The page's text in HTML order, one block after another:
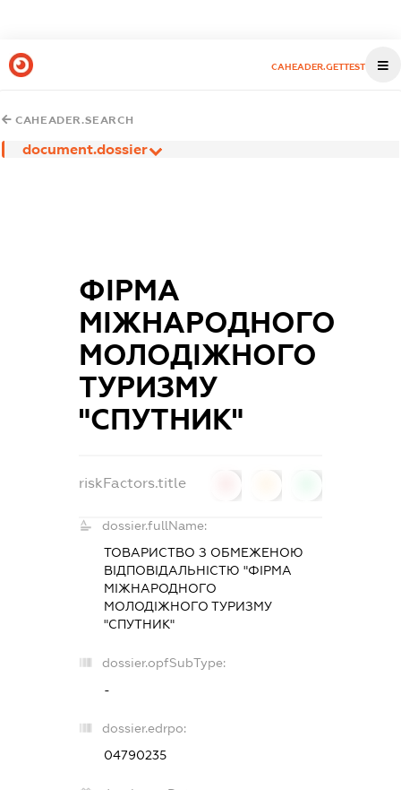
CAHEADER.GETTEST
CAHEADER.SEARCH
document.dossier
ФІРМА
МІЖНАРОДНОГО
МОЛОДІЖНОГО
ТУРИЗМУ
"СПУТНИК"
riskFactors.title
dossier.fullName:
ТОВАРИСТВО З ОБМЕЖЕНОЮ
ВІДПОВІДАЛЬНІСТЮ "ФІРМА
МІЖНАРОДНОГО
МОЛОДІЖНОГО ТУРИЗМУ
"СПУТНИК"
dossier.opfSubType:
-
dossier.edrpo:
04790235